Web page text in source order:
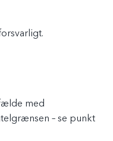
med
– se punkt